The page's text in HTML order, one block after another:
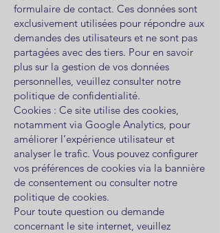
formulaire de contact. Ces données sont
exclusivement utilisées pour répondre aux
demandes des utilisateurs et ne sont pas
partagées avec des tiers. Pour en savoir
plus sur la gestion de vos données
personnelles, veuillez consulter notre
politique de confidentialité.
Cookies : Ce site utilise des cookies,
notamment via Google Analytics, pour
améliorer l’expérience utilisateur et
analyser le trafic. Vous pouvez configurer
vos préférences de cookies via la bannière
de consentement ou consulter notre
politique de cookies.
Pour toute question ou demande
concernant le site internet, veuillez